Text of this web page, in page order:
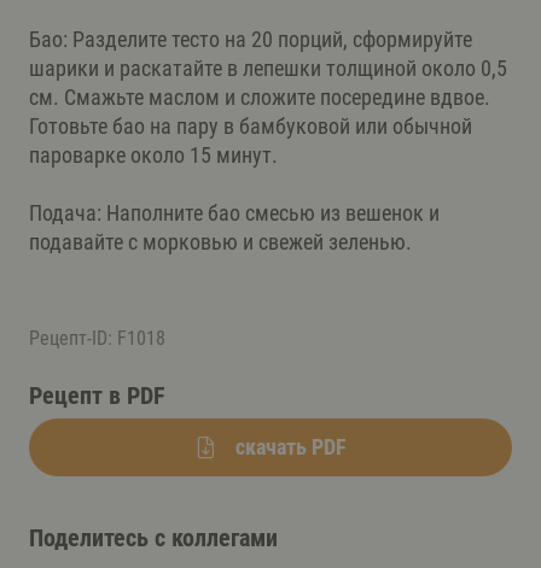
Бао: Разделите тесто на 20 порций, сформируйте
шарики и раскатайте в лепешки толщиной около 0,5
см. Смажьте маслом и сложите посередине вдвое.
Готовьте бао на пару в бамбуковой или обычной
пароварке около 15 минут.
Подача: Наполните бао смесью из вешенок и
подавайте с морковью и свежей зеленью.
Рецепт-ID: F1018
Рецепт в PDF
скачать PDF
Поделитесь с коллегами